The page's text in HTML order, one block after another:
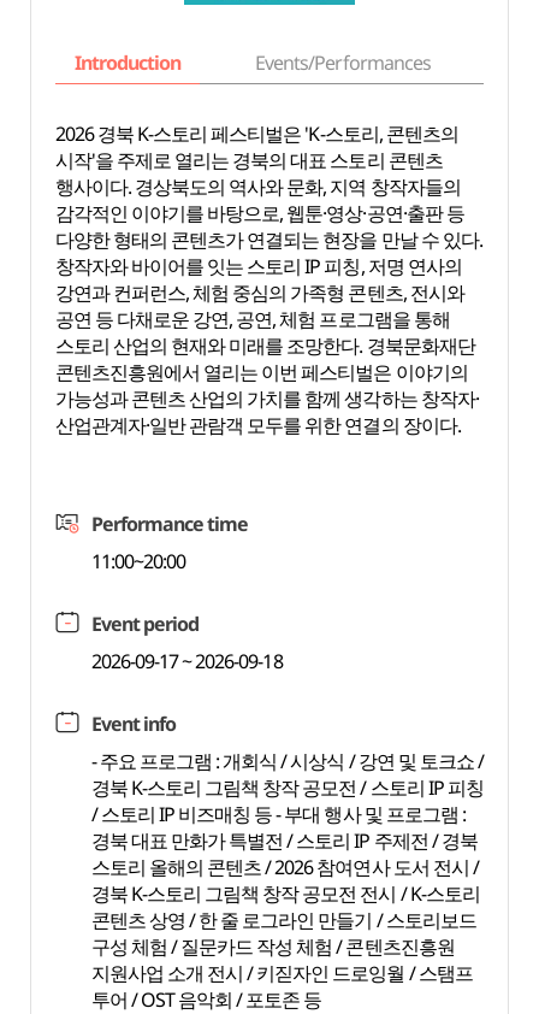
Introduction Events/Performances
2026 경북 K-스토리 페스티벌은 'K-스토리, 콘텐츠의
시작'을 주제로 열리는 경북의 대표 스토리 콘텐츠
행사이다. 경상북도의 역사와 문화, 지역 창작자들의
감각적인 이야기를 바탕으로, 웹툰·영상·공연·출판 등
다양한 형태의 콘텐츠가 연결되는 현장을 만날 수 있다.
창작자와 바이어를 잇는 스토리 IP 피칭, 저명 연사의
강연과 컨퍼런스, 체험 중심의 가족형 콘텐츠, 전시와
공연 등 다채로운 강연, 공연, 체험 프로그램을 통해
스토리 산업의 현재와 미래를 조망한다. 경북문화재단
콘텐츠진흥원에서 열리는 이번 페스티벌은 이야기의
가능성과 콘텐츠 산업의 가치를 함께 생각하는 창작자·
산업관계자·일반 관람객 모두를 위한 연결의 장이다.
Performance time
11:00~20:00
Event period
2026-09-17 ~ 2026-09-18
Event info
- 주요 프로그램 : 개회식 / 시상식 / 강연 및 토크쇼 /
경북 K-스토리 그림책 창작 공모전 / 스토리 IP 피칭
/ 스토리 IP 비즈매칭 등 - 부대 행사 및 프로그램 :
경북 대표 만화가 특별전 / 스토리 IP 주제전 / 경북
스토리 올해의 콘텐츠 / 2026 참여연사 도서 전시 /
경북 K-스토리 그림책 창작 공모전 전시 / K-스토리
콘텐츠 상영 / 한 줄 로그라인 만들기 / 스토리보드
구성 체험 / 질문카드 작성 체험 / 콘텐츠진흥원
지원사업 소개 전시 / 키짇자인 드로잉월 / 스탬프
투어 / OST 음악회 / 포토존 등